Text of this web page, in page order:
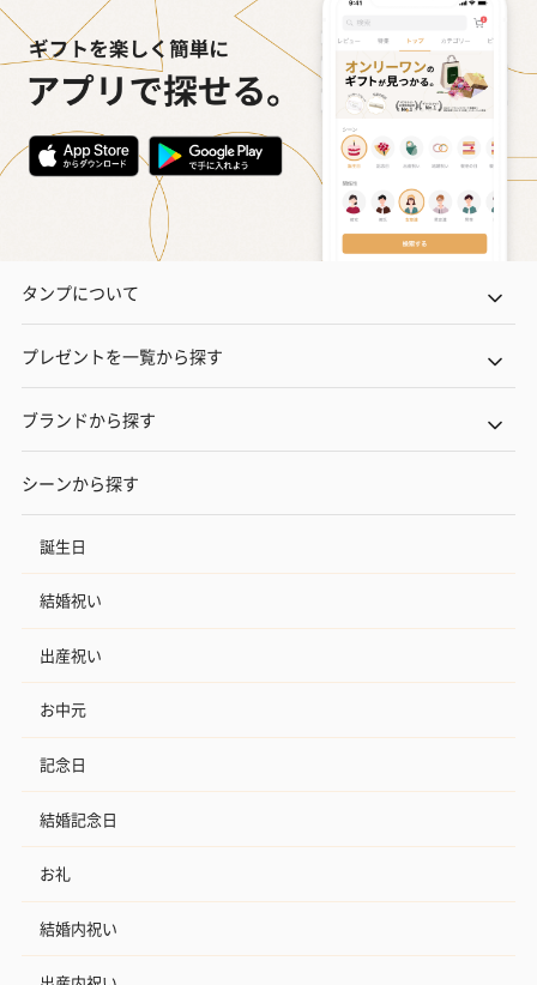
タンプについて
プレゼントを一覧から探す
ブランドから探す
シーンから探す
誕生日
結婚祝い
出産祝い
お中元
記念日
結婚記念日
お礼
結婚内祝い